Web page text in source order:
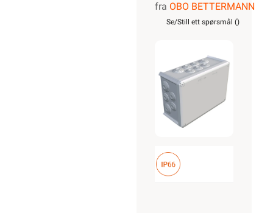
OBO T350
fra OBO BETTERMANN
Se/Still ett spørsmål ()